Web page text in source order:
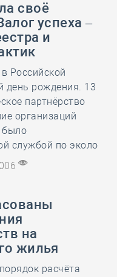
своё
успеха –
и
Российской
день рождения. 13
партнёрство
организаций
было
службой по эколо
на
жилья
расчёта